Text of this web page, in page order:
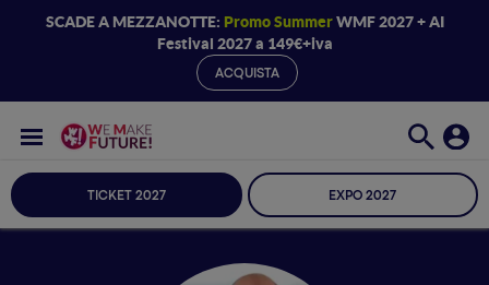
SCADE A MEZZANOTTE: Promo SummerWMF 2027 + AI
Festival 2027 a 149€+iva
ACQUISTA
TICKET 2027 EXPO 2027